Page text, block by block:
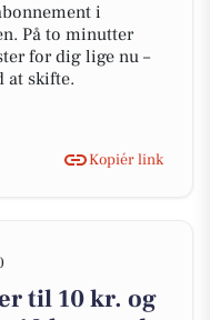
i
På to minutter
for dig lige nu –
at skifte.
Kopiér link
til 10 kr. og